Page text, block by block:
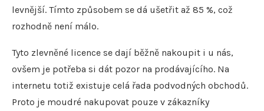
levnější. Tímto způsobem se dá ušetřit až 85 %, což
rozhodně není málo.
Tyto zlevněné licence se dají běžně nakoupit i u nás,
ovšem je potřeba si dát pozor na prodávajícího. Na
internetu totiž existuje celá řada podvodných obchodů.
Proto je moudré nakupovat pouze v zákazníky